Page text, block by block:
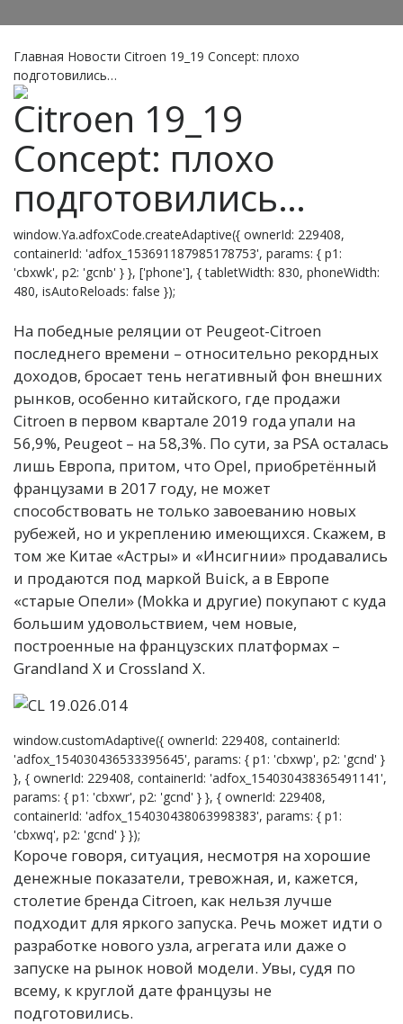
Главная Новости Citroen 19_19 Concept: плохо
подготовились…
Citroen 19_19
Concept: плохо
подготовились…
window.Ya.adfoxCode.createAdaptive({ ownerId: 229408,
containerId: 'adfox_153691187985178753', params: { p1:
'cbxwk', p2: 'gcnb' } }, ['phone'], { tabletWidth: 830, phoneWidth:
480, isAutoReloads: false });
На победные реляции от Peugeot-Citroen
последнего времени – относительно рекордных
доходов, бросает тень негативный фон внешних
рынков, особенно китайского, где продажи
Citroen в первом квартале 2019 года упали на
56,9%, Peugeot – на 58,3%. По сути, за PSA осталась
лишь Европа, притом, что Opel, приобретённый
французами в 2017 году, не может
способствовать не только завоеванию новых
рубежей, но и укреплению имеющихся. Скажем, в
том же Китае «Астры» и «Инсигнии» продавались
и продаются под маркой Buick, а в Европе
«старые Опели» (Mokka и другие) покупают с куда
большим удовольствием, чем новые,
построенные на французских платформах –
Grandland X и Crossland X.
window.customAdaptive({ ownerId: 229408, containerId:
'adfox_154030436533395645', params: { p1: 'cbxwp', p2: 'gcnd' }
}, { ownerId: 229408, containerId: 'adfox_154030438365491141',
params: { p1: 'cbxwr', p2: 'gcnd' } }, { ownerId: 229408,
containerId: 'adfox_154030438063998383', params: { p1:
'cbxwq', p2: 'gcnd' } });
Короче говоря, ситуация, несмотря на хорошие
денежные показатели, тревожная, и, кажется,
столетие бренда Citroen, как нельзя лучше
подходит для яркого запуска. Речь может идти о
разработке нового узла, агрегата или даже о
запуске на рынок новой модели. Увы, судя по
всему, к круглой дате французы не
подготовились.